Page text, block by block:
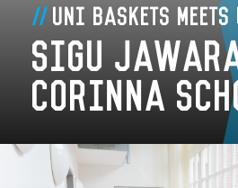
Uni Baskets
Sigu
Corinna
Zum Artikel